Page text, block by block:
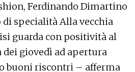
Ferdinando Dimartino
specialità Alla vecchia
guarda con positività al
giovedì ad apertura
buoni riscontri – afferma